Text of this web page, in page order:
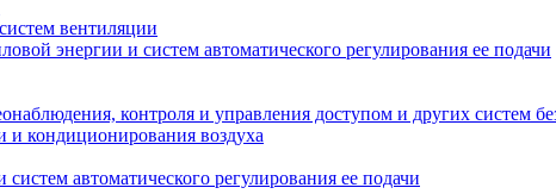
вентиляции
энергии и систем автоматического регулирования ее подачи
контроля и управления доступом и других систем
и кондиционирования воздуха
автоматического регулирования ее подачи